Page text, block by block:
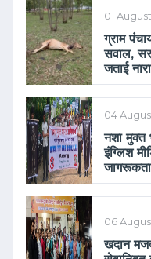
01
ग्राम
सवाल,
जताई
04
नशा मुक्त
इंग्लिश
06
खदान